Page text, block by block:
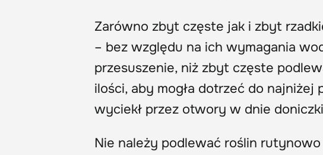
Zarówno zbyt częste jak i zbyt
– bez względu na ich wymagania
przesuszenie, niż zbyt częste
ilości, aby mogła dotrzeć do
wyciekł przez otwory w dnie
Nie należy podlewać roślin